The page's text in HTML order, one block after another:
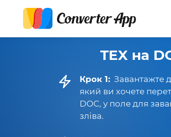
TEX на
Крок 1: Завантажте
який ви хочете
DOC, у поле для
зліва.